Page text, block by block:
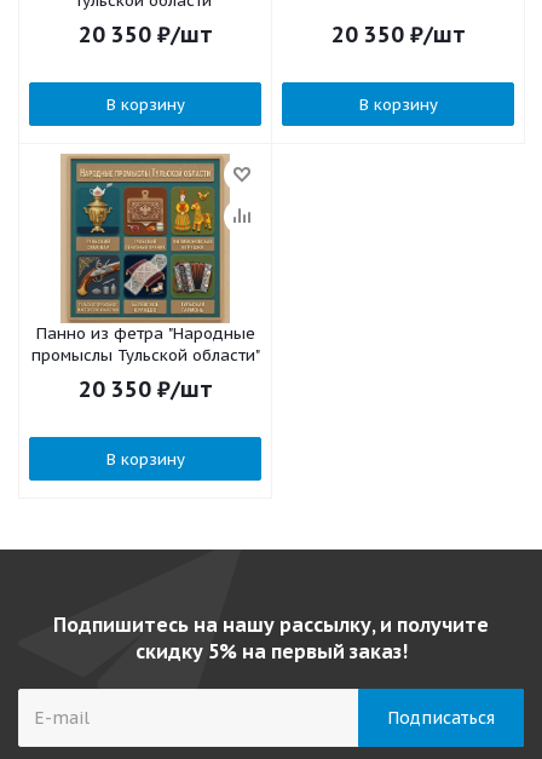
20 350₽/шт
В корзину
20 350₽/шт
В корзину
Панно из фетра "Народные
промыслы Тульской области"
20 350₽/шт
В корзину
Подпишитесь на нашу рассылку, и получите
скидку 5% на первый заказ!